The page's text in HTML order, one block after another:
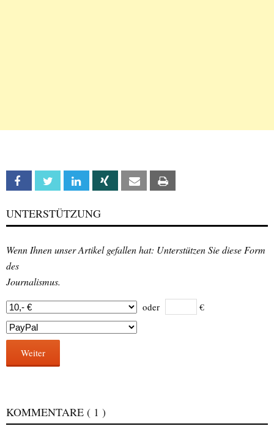
Facebook Twitter Linkedin Xing Email
UNTERSTÜTZUNG
Wenn Ihnen unser Artikel gefallen hat: Unterstützen Sie diese Form
des
Journalismus.
oder €
Weiter
KOMMENTARE ( 1 )